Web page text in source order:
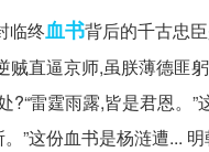
临终血书背后的千古忠
贼直逼京师,虽朕薄德匪
?“雷霆雨露,皆是君恩。
”这份血书是杨涟遭...